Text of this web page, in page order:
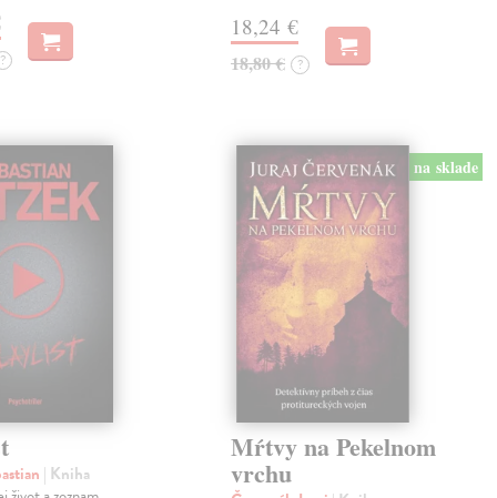
?
18,24 €
18,80 € ?
| Kniha
na sklade
Mŕtvy na Pekelnom
vrchu